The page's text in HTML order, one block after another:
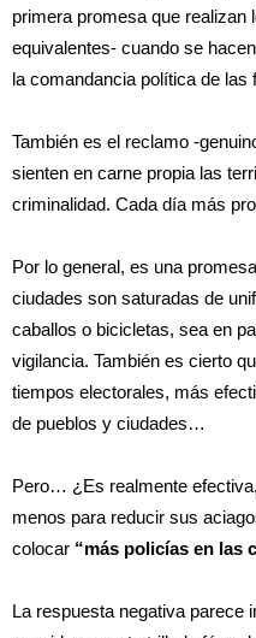
primera promesa que realizan
equivalentes- cuando se
la comandancia política de
También es el reclamo -
sienten en carne propia las
criminalidad. Cada día más
Por lo general, es una
ciudades son saturadas de
caballos o bicicletas, sea en
vigilancia. También es cierto
tiempos electorales, más
de pueblos y ciudades…
Pero… ¿Es realmente
menos para reducir sus
colocar “más policías en las
La respuesta negativa parece